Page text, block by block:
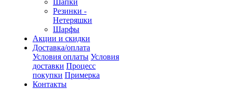
Шапки
Резинки -
Нетеряшки
Шарфы
Акции и скидки
Доставка/оплата
Условия оплаты Условия
доставки Процесс
покупки Примерка
Контакты